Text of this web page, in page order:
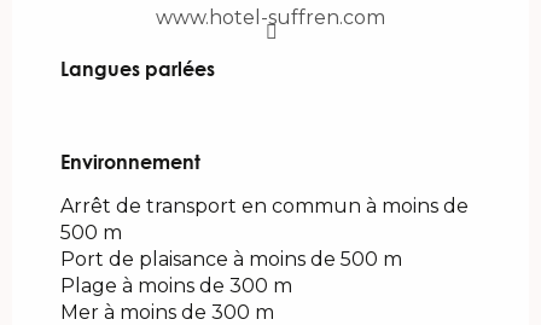
www.hotel-suffren.com
Langues parlées
Langues parlées
Environnement
Environnement
Arrêt de transport en commun à moins de
500 m
Port de plaisance à moins de 500 m
Plage à moins de 300 m
Mer à moins de 300 m